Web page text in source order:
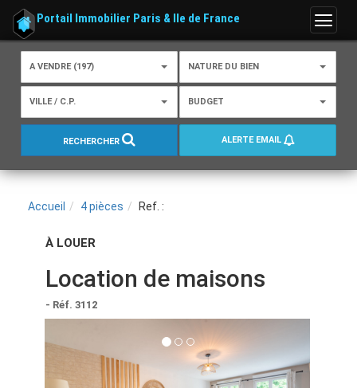
Menu
Portail Immobilier Paris & Ile de France
A VENDRE (197) NATURE DU BIEN
VILLE / C.P. BUDGET
RECHERCHER ALERTE EMAIL
Accueil 4 pièces Ref. :
À LOUER
Location de maisons
- Réf. 3112